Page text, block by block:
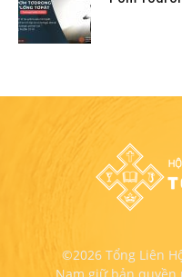
©2026 Tổng Liên